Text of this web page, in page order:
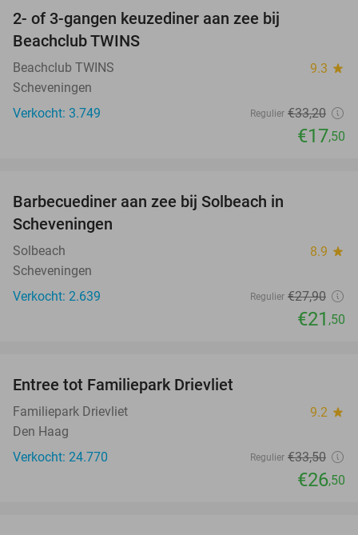
2- of 3-gangen keuzediner aan zee bij
Beachclub TWINS
Beachclub TWINS 9.3 star
Scheveningen
Verkocht: 3.749
Regulier €33,20
€17,50
Barbecuediner aan zee bij Solbeach in
Scheveningen
Solbeach 8.9 star
Scheveningen
Verkocht: 2.639
Regulier €27,90
€21 ,50
Entree tot Familiepark Drievliet
Familiepark Drievliet 9.2 star
Den Haag
Verkocht: 24.770
Regulier €33,50
€26,50